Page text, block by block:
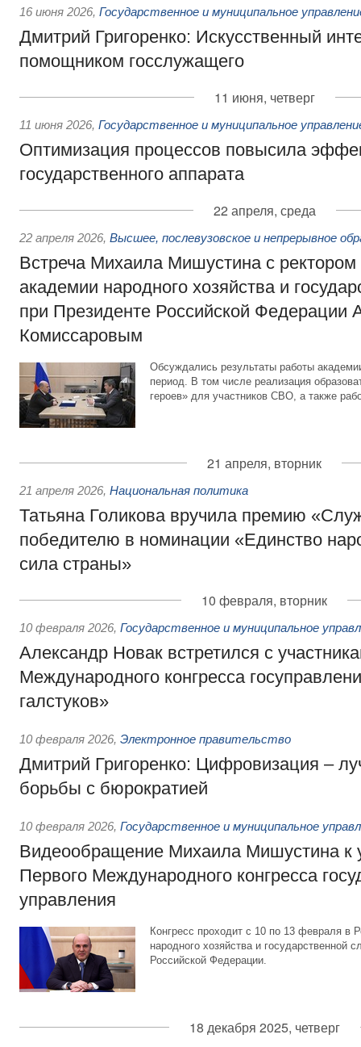
16 июня 2026, Государственное и муниципальное
Дмитрий Григоренко: Искусственный
помощником госслужащего
11 июня, четверг
11 июня 2026, Государственное и муниципальное
Оптимизация процессов повысила
государственного аппарата
22 апреля, среда
22 апреля 2026, Высшее, послевузовское и непрерывное
Встреча Михаила Мишустина с ректором
академии народного хозяйства и
при Президенте Российской Федерации
Комиссаровым
Обсуждались результаты работы
период. В том числе реализация
героев» для участников СВО, а также
21 апреля, вторник
21 апреля 2026, Национальная политика
Татьяна Голикова вручила премию
победителю в номинации «Единство
сила страны»
10 февраля, вторник
10 февраля 2026, Государственное и муниципальное
Александр Новак встретился с
Международного конгресса
галстуков»
10 февраля 2026, Электронное правительство
Дмитрий Григоренко: Цифровизация –
борьбы с бюрократией
10 февраля 2026, Государственное и муниципальное
Видеообращение Михаила Мишустина к
Первого Международного конгресса
управления
Конгресс проходит с 10 по 13 февраля в
народного хозяйства и государственной
Российской Федерации.
18 декабря 2025, четверг